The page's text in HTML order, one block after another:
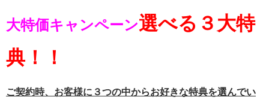
大特価キャンペーン選べる３大特
典！！
ご契約時、お客様に３つの中からお好きな特典を選んでい